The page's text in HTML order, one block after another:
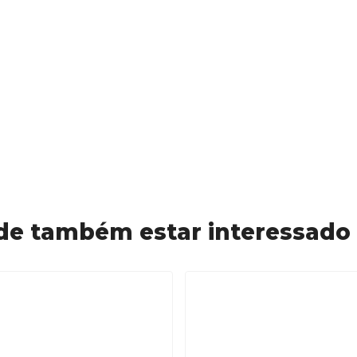
também estar interessado